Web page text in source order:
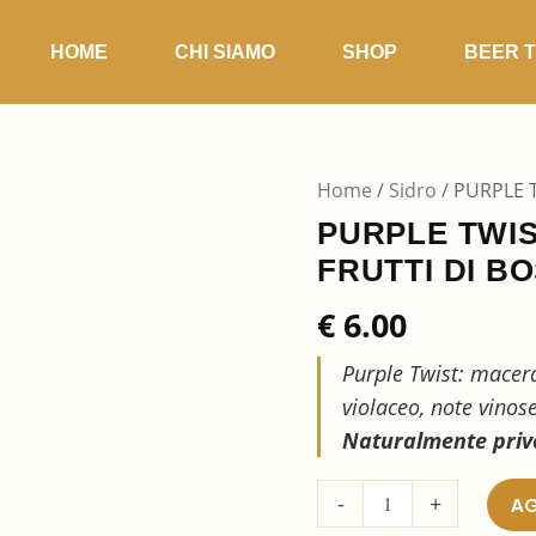
HOME CHI SIAMO SHOP BEER
Home / Sidro /
PURPLE
FRUTTI DI
€ 6.00
Purple Twist:
violaceo, note
Naturalmente
-
TWIST
+